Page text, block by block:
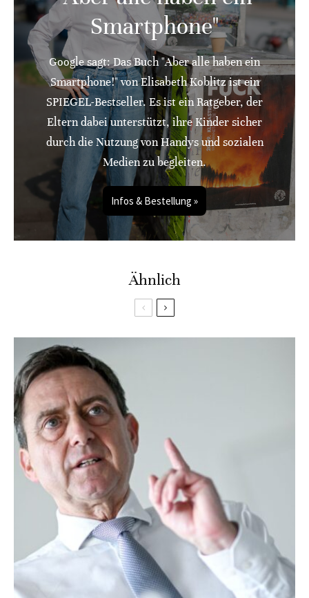
Smartphone"
Google sagt: Das Buch "Aber alle haben ein
Smartphone!" von Elisabeth Koblitz ist ein
SPIEGEL-Bestseller. Es ist ein Ratgeber, der
Eltern dabei unterstützt, ihre Kinder sicher
durch die Nutzung von Handys und sozialen
Medien zu begleiten.
Infos & Bestellung »
Ähnlich